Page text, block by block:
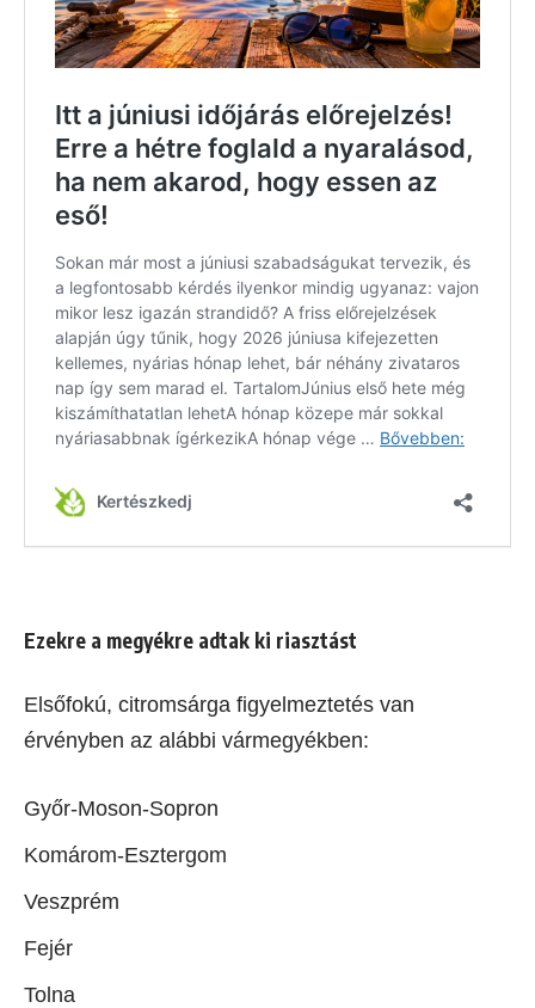
Ezekre a megyékre adtak ki riasztást
Elsőfokú, citromsárga figyelmeztetés van
érvényben az alábbi vármegyékben:
Győr-Moson-Sopron
Komárom-Esztergom
Veszprém
Fejér
Tolna